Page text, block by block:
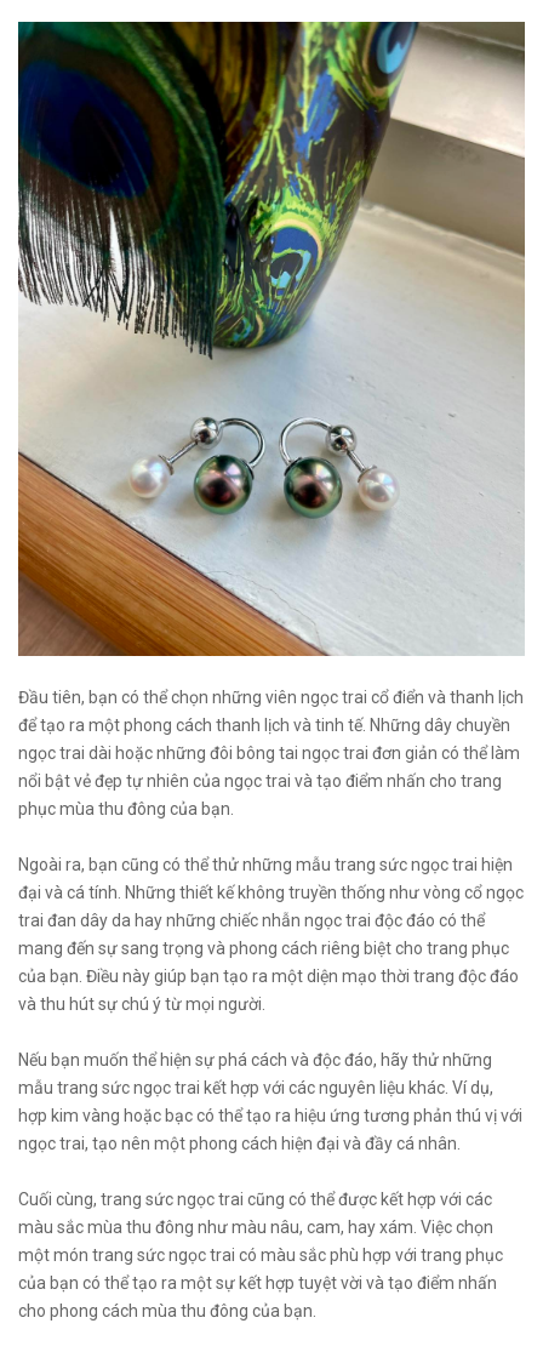
Đầu tiên, bạn có thể chọn những viên ngọc trai cổ điển và thanh lịch
để tạo ra một phong cách thanh lịch và tinh tế. Những dây chuyền
ngọc trai dài hoặc những đôi bông tai ngọc trai đơn giản có thể làm
nổi bật vẻ đẹp tự nhiên của ngọc trai và tạo điểm nhấn cho trang
phục mùa thu đông của bạn.
Ngoài ra, bạn cũng có thể thử những mẫu trang sức ngọc trai hiện
đại và cá tính. Những thiết kế không truyền thống như vòng cổ ngọc
trai đan dây da hay những chiếc nhẫn ngọc trai độc đáo có thể
mang đến sự sang trọng và phong cách riêng biệt cho trang phục
của bạn. Điều này giúp bạn tạo ra một diện mạo thời trang độc đáo
và thu hút sự chú ý từ mọi người.
Nếu bạn muốn thể hiện sự phá cách và độc đáo, hãy thử những
mẫu trang sức ngọc trai kết hợp với các nguyên liệu khác. Ví dụ,
hợp kim vàng hoặc bạc có thể tạo ra hiệu ứng tương phản thú vị với
ngọc trai, tạo nên một phong cách hiện đại và đầy cá nhân.
Cuối cùng, trang sức ngọc trai cũng có thể được kết hợp với các
màu sắc mùa thu đông như màu nâu, cam, hay xám. Việc chọn
một món trang sức ngọc trai có màu sắc phù hợp với trang phục
của bạn có thể tạo ra một sự kết hợp tuyệt vời và tạo điểm nhấn
cho phong cách mùa thu đông của bạn.